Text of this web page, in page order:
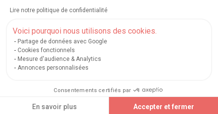
Lire notre politique de confidentialité
Voici pourquoi nous utilisons des cookies.
Partage de données avec Google
Cookies fonctionnels
Mesure d'audience & Analytics
Annonces personnalisées
Consentements certifiés par
En savoir plus Accepter et fermer
Ajouter au panier
Service après-vente| FAQ |Rappels de produits|Protection des données
Mentions légales et crédits Conditions générales de ventes
Nos moyens de paiement sécurisés
Exauceur de souhaits© 2004-2026
Mégara